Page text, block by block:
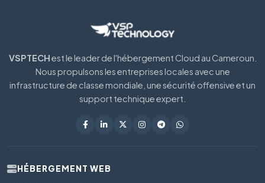
VSPTECHest le leader de l'hébergement Cloud au Cameroun.
Nous propulsons les entreprises locales avec une
infrastructure de classe mondiale, une sécurité offensive et un
support technique expert.
HÉBERGEMENT WEB